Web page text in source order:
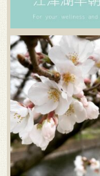
3月 20